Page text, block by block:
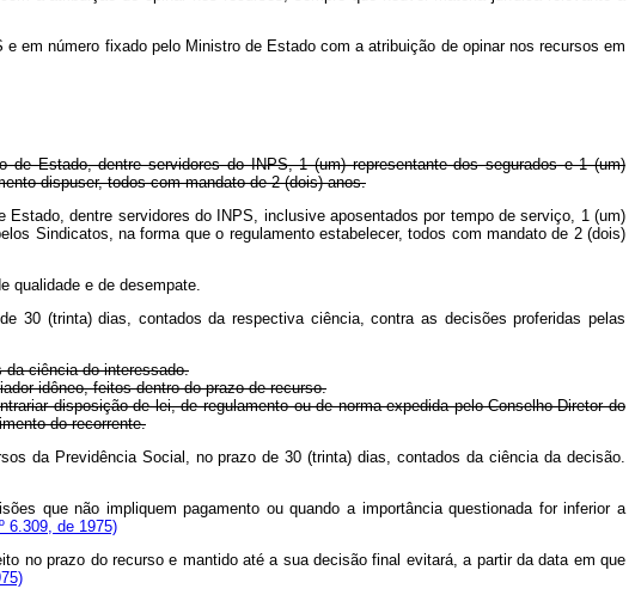
em número fixado pelo Ministro de Estado com a atribuição de opinar nos recursos em
Estado, dentre servidores do INPS, 1 (um) representante dos segurados e 1 (um)
dispuser, todos com mandato de 2 (dois) anos.
dentre servidores do INPS, inclusive aposentados por tempo de serviço, 1 (um)
Sindicatos, na forma que o regulamento estabelecer, todos com mandato de 2 (dois)
qualidade e de desempate.
30 (trinta) dias, contados da respectiva ciência, contra as decisões proferidas pelas
da ciência do interessado.
idôneo, feitos dentro do prazo de recurso.
disposição de lei, de regulamento ou de norma expedida pelo Conselho-Diretor do
do recorrente.
da Previdência Social, no prazo de 30 (trinta) dias, contados da ciência da decisão.
que não impliquem pagamento ou quando a importância questionada for inferior a
6.309, de 1975)
prazo do recurso e mantido até a sua decisão final evitará, a partir da data em que